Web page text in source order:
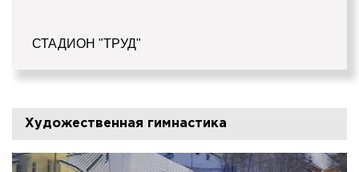
СТАДИОН "ТРУД"
Художественная гимнастика